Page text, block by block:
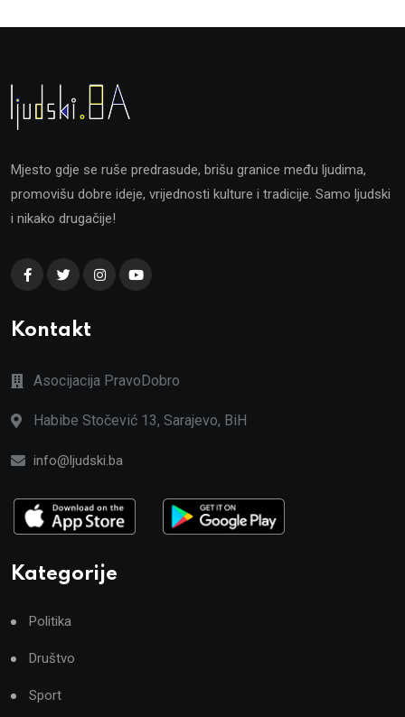
Mjesto gdje se ruše predrasude, brišu granice među ljudima,
promovišu dobre ideje, vrijednosti kulture i tradicije. Samo ljudski
i nikako drugačije!
Kontakt
Asocijacija PravoDobro
Habibe Stočević 13, Sarajevo, BiH
info@ljudski.ba
Kategorije
Politika
Društvo
Sport